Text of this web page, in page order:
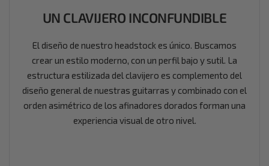
UN CLAVIJERO INCONFUNDIBLE
El diseño de nuestro headstock es único. Buscamos
crear un estilo moderno, con un perfil bajo y sutil. La
estructura estilizada del clavijero es complemento del
diseño general de nuestras guitarras y combinado con el
orden asimétrico de los afinadores dorados forman una
experiencia visual de otro nivel.